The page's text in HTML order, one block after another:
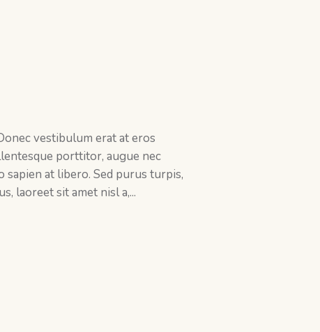
vestibulum erat at eros
porttitor, augue nec
at libero. Sed purus turpis,
laoreet sit amet nisl a,...